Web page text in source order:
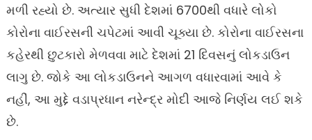
મળી રહ્યો છે. અત્યાર સુધી દેશમાં 6700થી વધારે લોકો
કોરોના વાઈરસની ચપેટમાં આવી ચૂક્યા છે. કોરોના વાઈરસના
કહેરથી છુટકારો મેળવવા માટે દેશમાં 21 દિવસનું લોકડાઉન
લાગુ છે. જોકે આ લોકડાઉનને આગળ વધારવામાં આવે કે
નહીં, આ મુદ્દે વડાપ્રધાન નરેન્દ્ર મોદી આજે નિર્ણય લઈ શકે
છે.